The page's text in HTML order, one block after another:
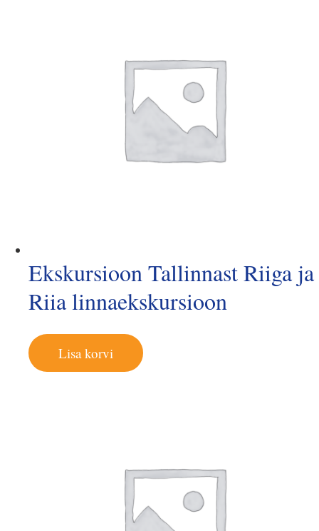
Ekskursioon Tallinnast Riiga ja
Riia linnaekskursioon
Lisa korvi